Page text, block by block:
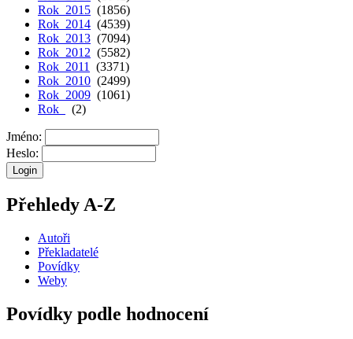
Rok 2015 (1856)
Rok 2014 (4539)
Rok 2013 (7094)
Rok 2012 (5582)
Rok 2011
(3371)
Rok 2010 (2499)
Rok 2009 (1061)
Rok
(2)
Jméno:
Heslo:
Přehledy A-Z
Autoři
Překladatelé
Povídky
Weby
Povídky podle hodnocení